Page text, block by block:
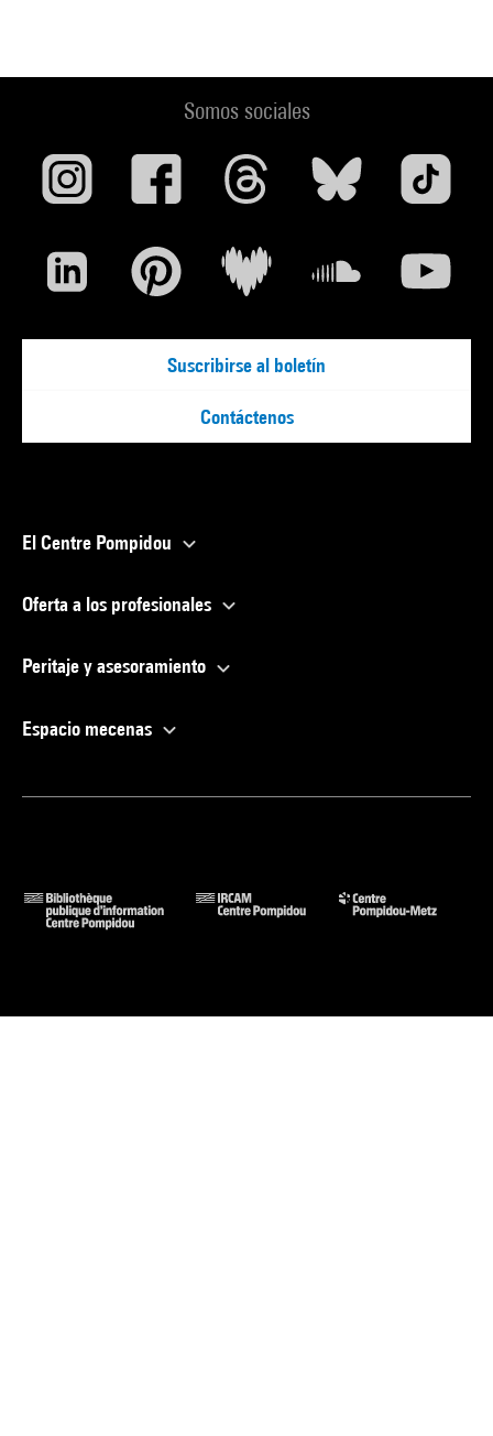
Somos sociales
Suscribirse al boletín
Contáctenos
El Centre Pompidou
Oferta a los profesionales
Peritaje y asesoramiento
Espacio mecenas